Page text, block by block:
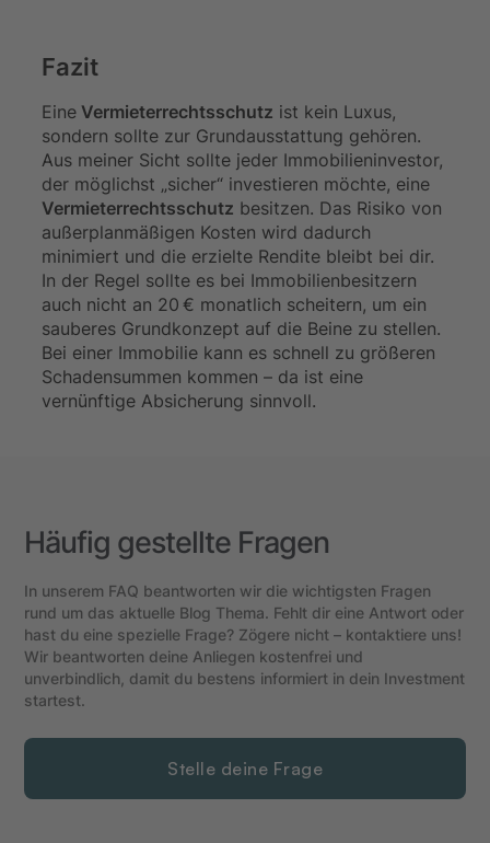
Fazit
Eine Vermieterrechtsschutz ist kein Luxus,
sondern sollte zur Grundausstattung gehören.
Aus meiner Sicht sollte jeder Immobilieninvestor,
der möglichst „sicher“ investieren möchte, eine
Vermieterrechtsschutz besitzen. Das Risiko von
außerplanmäßigen Kosten wird dadurch
minimiert und die erzielte Rendite bleibt bei dir.
In der Regel sollte es bei Immobilienbesitzern
auch nicht an 20 € monatlich scheitern, um ein
sauberes Grundkonzept auf die Beine zu stellen.
Bei einer Immobilie kann es schnell zu größeren
Schadensummen kommen – da ist eine
vernünftige Absicherung sinnvoll.
Häufig gestellte Fragen
In unserem FAQ beantworten wir die wichtigsten Fragen
rund um das aktuelle Blog Thema. Fehlt dir eine Antwort oder
hast du eine spezielle Frage? Zögere nicht – kontaktiere uns!
Wir beantworten deine Anliegen kostenfrei und
unverbindlich, damit du bestens informiert in dein Investment
startest.
Stelle deine Frage